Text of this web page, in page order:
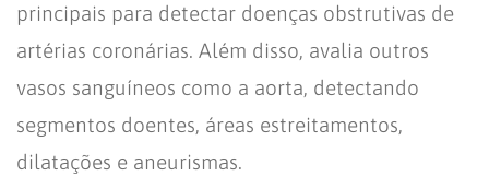
principais para detectar doenças obstrutivas de
artérias coronárias. Além disso, avalia outros
vasos sanguíneos como a aorta, detectando
segmentos doentes, áreas estreitamentos,
dilatações e aneurismas.